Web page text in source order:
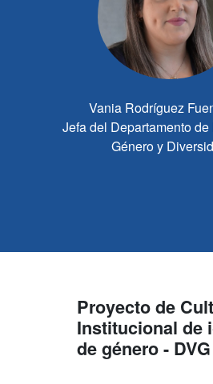
Vania Rodríguez
Jefa del Departamento
Género y
Proyecto de
Institucional de
de género -